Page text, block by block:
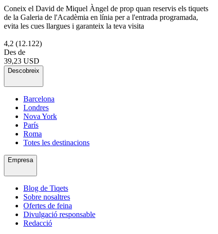
Coneix el David de Miquel Àngel de prop quan reservis els tiquets
de la Galeria de l'Acadèmia en línia per a l'entrada programada,
evita les cues llargues i garanteix la teva visita
4,2 (12.122)
Des de
39,23 USD
Descobreix
Barcelona
Londres
Nova York
París
Roma
Totes les destinacions
Empresa
Blog de Tiqets
Sobre nosaltres
Ofertes de feina
Divulgació responsable
Redacció